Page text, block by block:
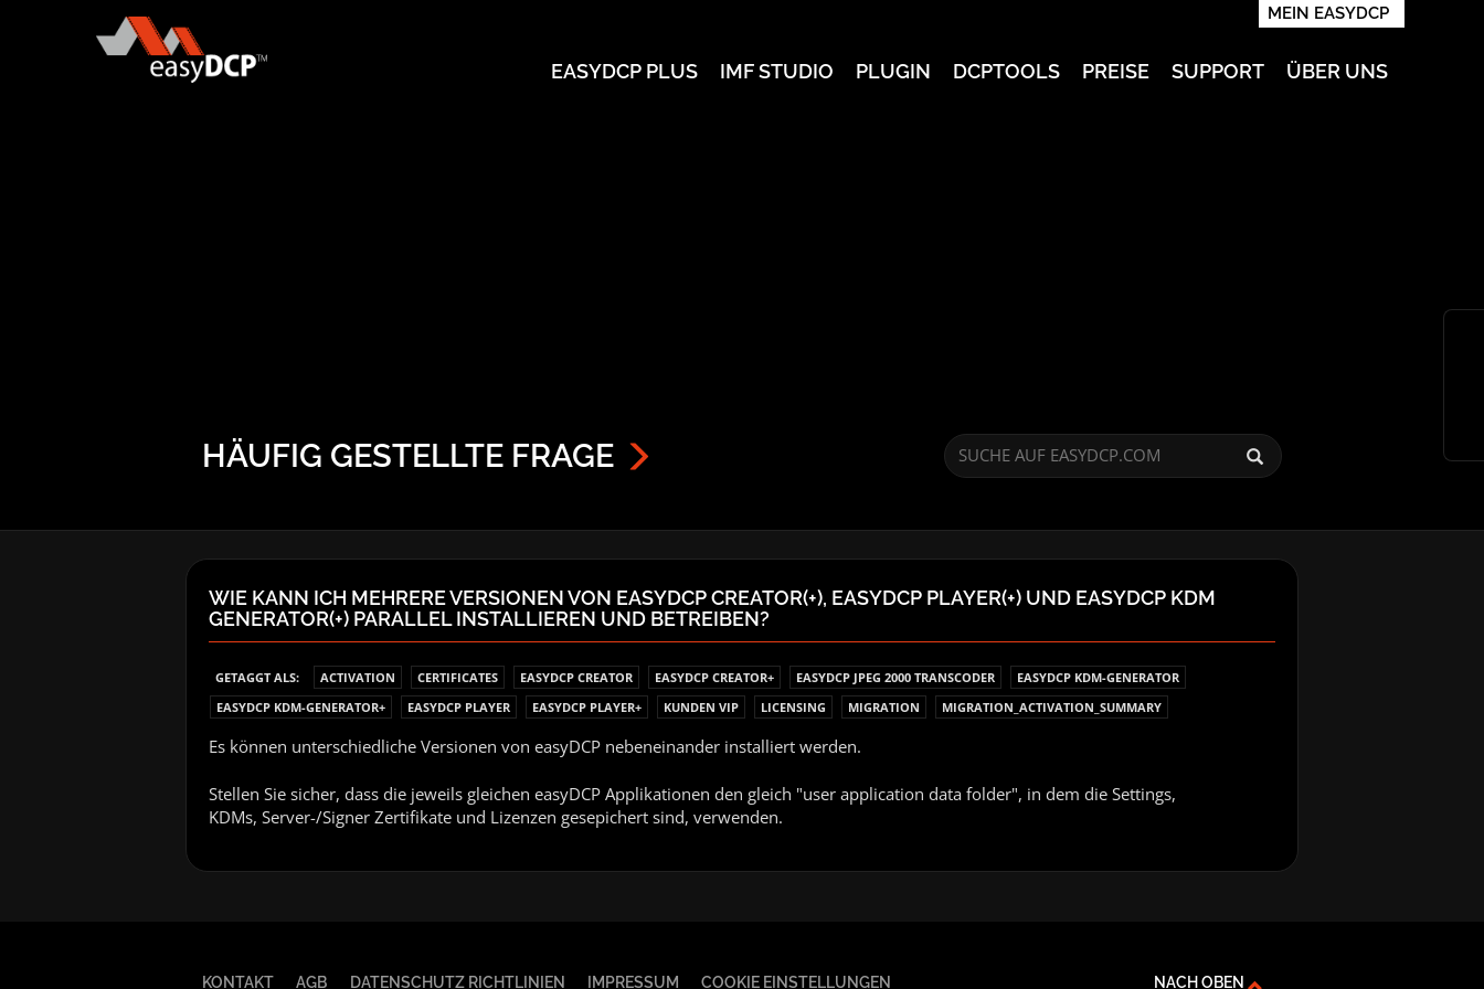
MEIN EASYDCP
EASYDCP PLUS IMF STUDIO PLUGIN DCPTOOLS PREISE SUPPORT ÜBER UNS
HÄUFIG GESTELLTE FRAGE
WIE KANN ICH MEHRERE VERSIONEN VON EASYDCP CREATOR(+), EASYDCP PLAYER(+) UND EASYDCP KDM
GENERATOR(+) PARALLEL INSTALLIEREN UND BETREIBEN?
GETAGGT ALS: ACTIVATION CERTIFICATES EASYDCP CREATOR EASYDCP CREATOR+ EASYDCP JPEG 2000 TRANSCODER
EASYDCP KDM-GENERATOR
EASYDCP KDM-GENERATOR+
EASYDCP PLAYER EASYDCP PLAYER+ KUNDEN VIP LICENSING MIGRATION MIGRATION_ACTIVATION_SUMMARY
Es können unterschiedliche Versionen von easyDCP nebeneinander installiert werden.
Stellen Sie sicher, dass die jeweils gleichen easyDCP Applikationen den gleich "user application data folder", in dem die Settings,
KDMs, Server-/Signer Zertifikate und Lizenzen gesepichert sind, verwenden.
KONTAKT AGB DATENSCHUTZ RICHTLINIEN IMPRESSUM COOKIE EINSTELLUNGEN NACH OBEN